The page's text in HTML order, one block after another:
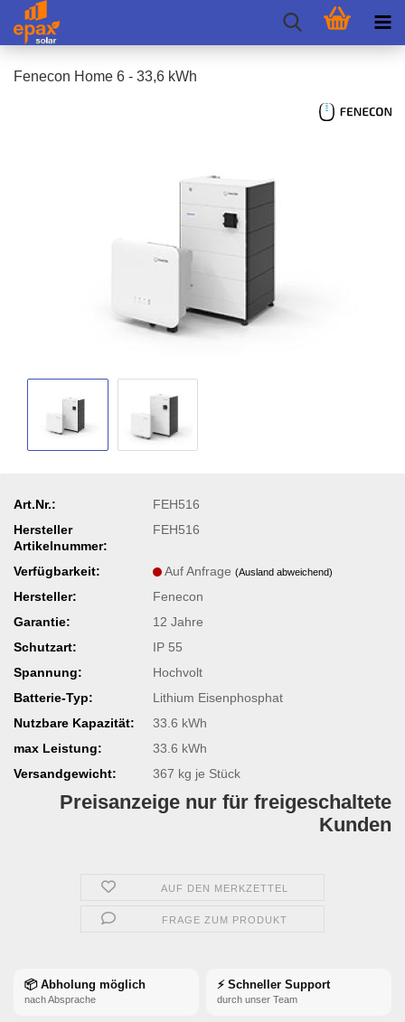
Fen­e­con Home 6 - 33,6 kWh
Art.Nr.:
FEH516
Hersteller
Artikelnummer:
FEH516
Verfügbarkeit: Auf Anfrage (Ausland abweichend)
Hersteller:
Fenecon
Garantie:
12 Jahre
Schutzart:
IP 55
Spannung:
Hochvolt
Batterie-Typ:
Lithium Eisenphosphat
Nutzbare Kapazität:
33.6 kWh
max Leistung:
33.6 kWh
Versandgewicht:
367 kg je Stück
Preisanzeige nur für freigeschaltete
Kunden
AUF DEN MERKZETTEL
FRAGE ZUM PRODUKT
📦 Abholung möglich
nach Absprache
⚡ Schneller Support
durch unser Team